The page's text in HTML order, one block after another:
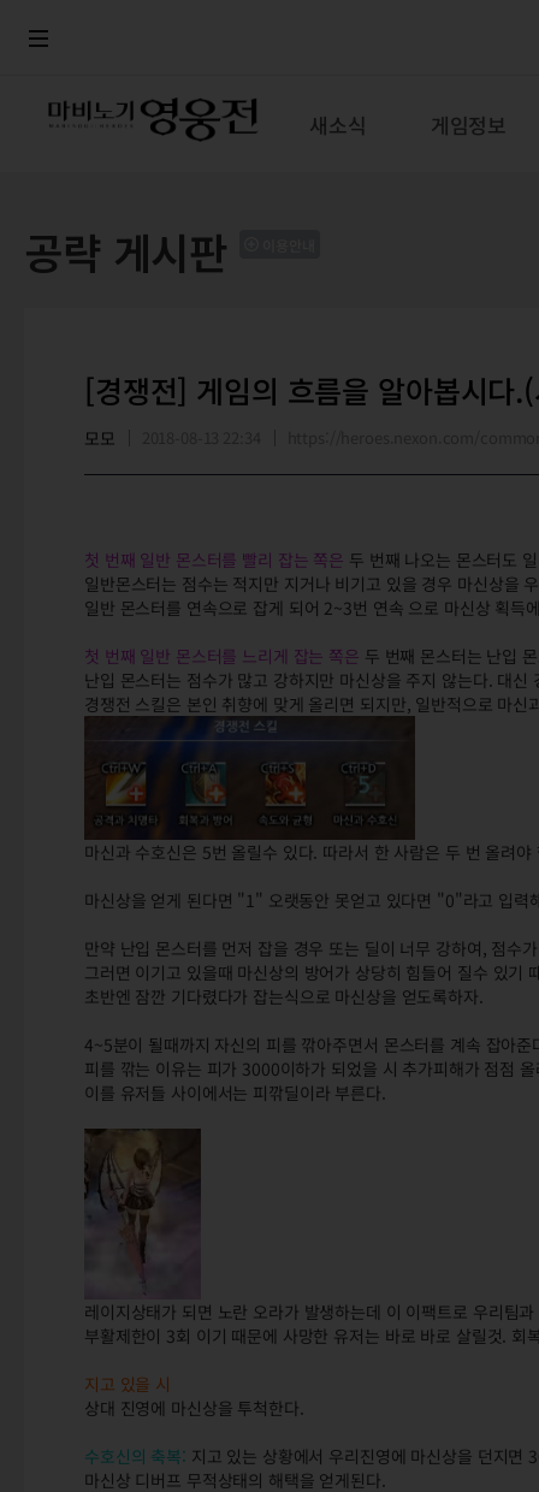
새소식 게임정보
공략 게시판
[경쟁전] 게임의 흐름을 알아봅시다
모모
첫 번째 일반 몬스터를 빨리 잡는 쪽은 두 번째 나오는 몬스터도
일반몬스터는 점수는 적지만 지거나 비기고 있을 경우 마신상을
일반 몬스터를 연속으로 잡게 되어 2~3번 연속 으로 마신상 획득
첫 번째 일반 몬스터를 느리게 잡는 쪽은 두 번째 몬스터는 난입
난입 몬스터는 점수가 많고 강하지만 마신상을 주지 않는다. 대신
경쟁전 스킬은 본인 취향에 맞게 올리면 되지만, 일반적으로 마신
마신과 수호신은 5번 올릴수 있다. 따라서 한 사람은 두 번 올려야
마신상을 얻게 된다면 "1" 오랫동안 못얻고 있다면 "0"라고 입력
만약 난입 몬스터를 먼저 잡을 경우 또는 딜이 너무 강하여, 점수
그러면 이기고 있을때 마신상의 방어가 상당히 힘들어 질수 있기
초반엔 잠깐 기다렸다가 잡는식으로 마신상을 얻도록하자.
4~5분이 될때까지 자신의 피를 깎아주면서 몬스터를 계속 잡아준
피를 깎는 이유는 피가 3000이하가 되었을 시 추가피해가 점점
이를 유저들 사이에서는 피깎딜이라 부른다.
레이지상태가 되면 노란 오라가 발생하는데 이 이팩트로 우리팀
부활제한이 3회 이기 때문에 사망한 유저는 바로 바로 살릴것. 회
지고 있을 시
상대 진영에 마신상을 투척한다.
수호신의 축복: 지고 있는 상황에서 우리진영에 마신상을 던지
마신상 디버프 무적상태의 해택을 얻게된다.